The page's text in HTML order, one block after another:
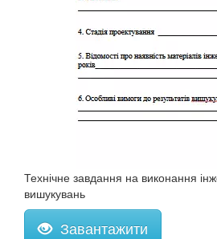
Технічне завдання на виконання
вишукувань
Завантажити